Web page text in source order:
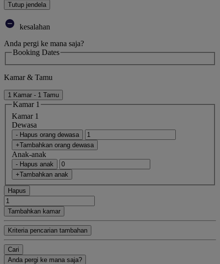
Tutup jendela
kesalahan
Anda pergi ke mana saja?
Booking Dates
Kamar & Tamu
1 Kamar - 1 Tamu
Kamar 1
Kamar 1
Dewasa
- Hapus orang dewasa
+Tambahkan orang dewasa
Anak-anak
- Hapus anak
+Tambahkan anak
Hapus
Tambahkan kamar
Kriteria pencarian tambahan
Cari
Anda pergi ke mana saja?